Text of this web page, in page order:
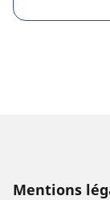
Mentions